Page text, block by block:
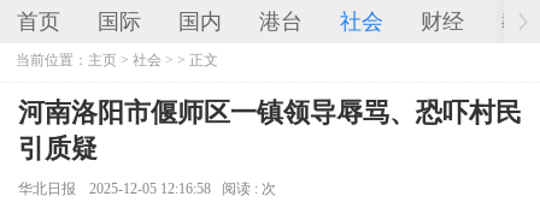
首页 国际 国内 港台 社会 财经 教
当前位置： 主页 >社会 > > 正文
河南洛阳市偃师区一镇领导辱骂、恐吓村民
引质疑
华北日报 2025-12-05 12:16:58 阅读 : 次